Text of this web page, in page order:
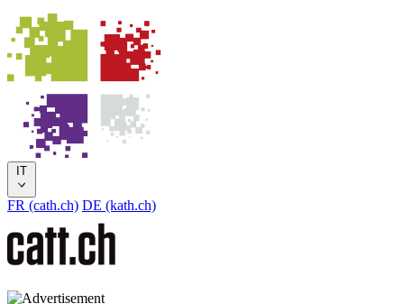
IT
FR (cath.ch) DE (kath.ch)